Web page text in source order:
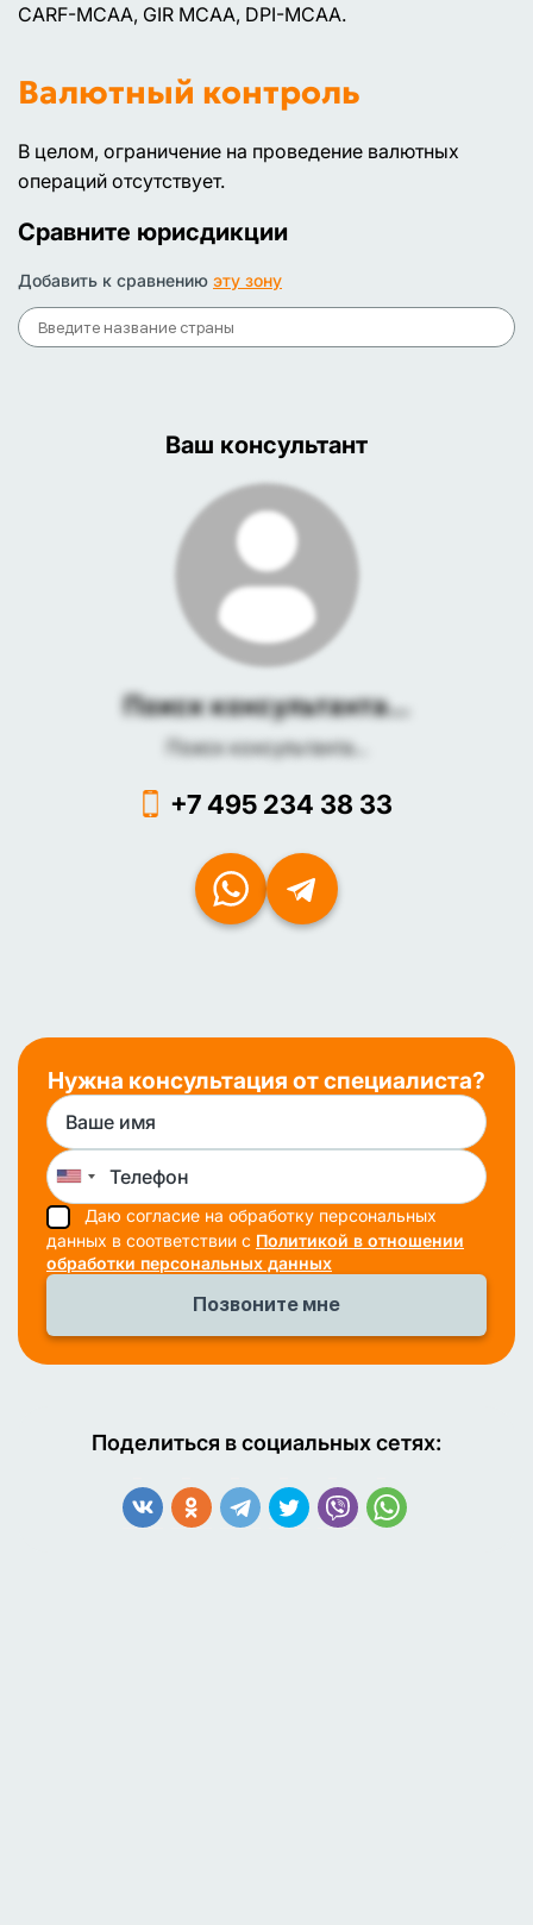
CARF-MCAA, GIR MCAA, DPI-MCAA.
Валютный контроль
В целом, ограничение на проведение валютных
операций отсутствует.
Сравните юрисдикции
Добавить к сравнению эту зону
Ваш консультант
Поиск консультанта...
Поиск консультанта...
+7 495 234 38 33
Нужна консультация от специалиста?
Даю согласие на обработку персональных
данных в соответствии с Политикой в отношении
обработки персональных данных
Поделиться в социальных сетях: